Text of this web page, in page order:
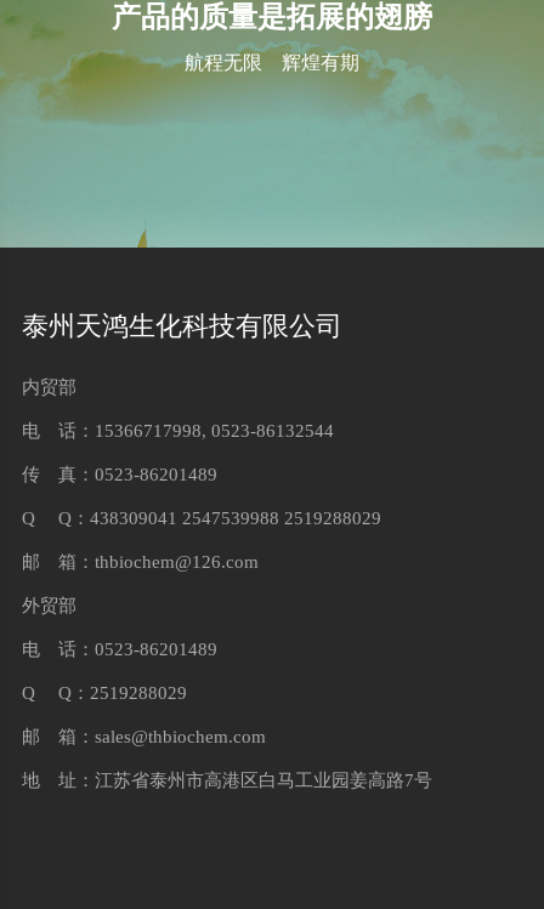
产品的质量是拓展的翅膀
航程无限 辉煌有期
泰州天鸿生化科技有限公司
内贸部
电 话：15366717998, 0523-86132544
传 真：0523-86201489
Q Q：438309041 2547539988 2519288029
邮 箱： thbiochem@126.com
外贸部
电 话：0523-86201489
Q Q：2519288029
邮 箱： sales@thbiochem.com
地 址：江苏省泰州市高港区白马工业园姜高路7号